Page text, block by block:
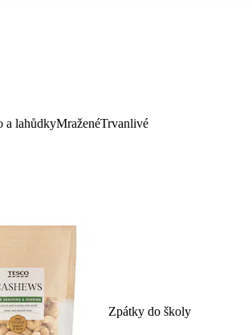
a lahůdkyMraženéTrvanlivé
Zpátky do školy